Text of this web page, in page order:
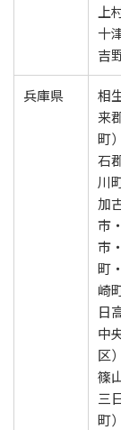
上
十
吉
兵庫県
相
来
町
石
川
加
市
市
町
崎
日
中
区）
篠
三
町